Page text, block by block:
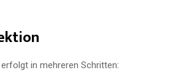
in mehreren Schritten: